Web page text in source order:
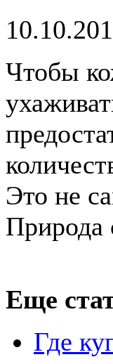
Чтобы
Это не
Природа
Еще
Где